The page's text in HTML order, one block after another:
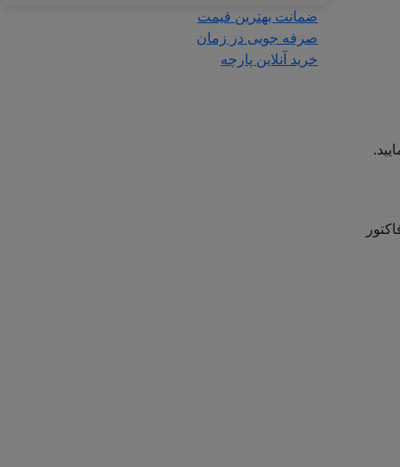
ضمانت بهترین قیمت
صرفه جویی در زمان
خرید آنلاین پارچه